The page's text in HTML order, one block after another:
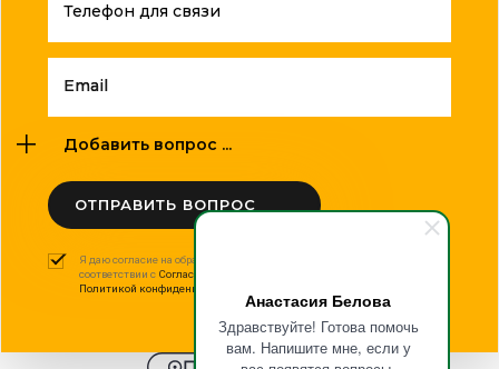
Анастасия Белова
Здравствуйте! Готова помочь
вам. Напишите мне, если у
Телефон для связи
Email
Добавить вопрос ...
ОТПРАВИТЬ ВОПРОС
Я даю согласие на обработку моих персональных данных в
соответствии с Согласием на обработку персональных данных
Политикой конфиденциальности